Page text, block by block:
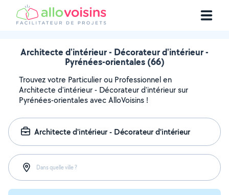
Architecte d'intérieur - Décorateur d'intérieur -
Pyrénées-orientales (66)
Trouvez votre Particulier ou Professionnel en
Architecte d'intérieur - Décorateur d'intérieur sur
Pyrénées-orientales avec AlloVoisins !
Architecte d'intérieur - Décorateur d'intérieur
Dans quelle ville ?